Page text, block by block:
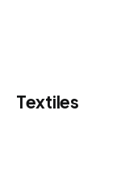
Textiles